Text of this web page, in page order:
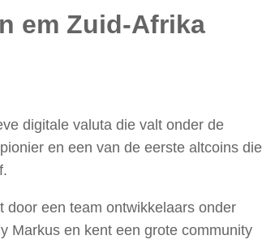
em Zuid-Afrika
digitale valuta die valt onder de
en een van de eerste altcoins die
door een team ontwikkelaars onder
Markus en kent een grote community